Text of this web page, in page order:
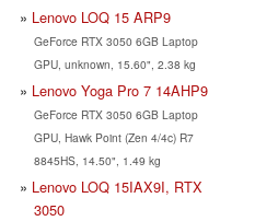
Lenovo LOQ 15 ARP9
GeForce RTX 3050 6GB Laptop
GPU, unknown, 15.60", 2.38 kg
Lenovo Yoga Pro 7 14AHP9
GeForce RTX 3050 6GB Laptop
GPU, Hawk Point (Zen 4/4c) R7
8845HS, 14.50", 1.49 kg
Lenovo LOQ 15IAX9I, RTX
3050